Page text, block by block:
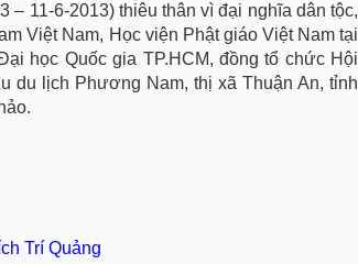
– 11-6-2013) thiêu thân vì đại nghĩa dân tộc,
Việt Nam, Học viện Phật giáo Việt Nam tại
học Quốc gia TP.HCM, đồng tổ chức Hội
du lịch Phương Nam, thị xã Thuận An, tỉnh
Trí Quảng